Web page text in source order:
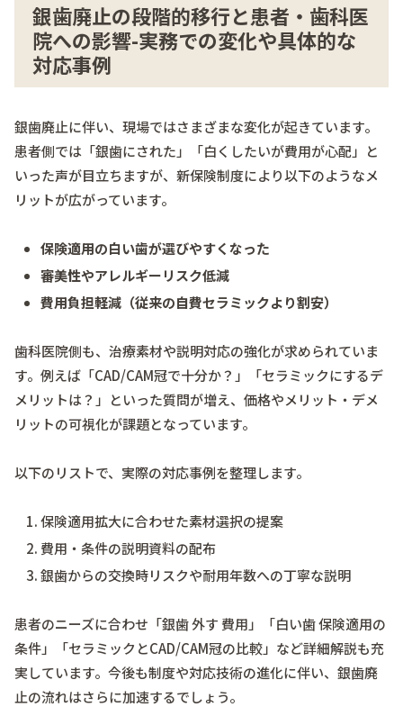
銀歯廃止の段階的移行と患者・歯科医
院への影響-実務での変化や具体的な
対応事例
銀歯廃止に伴い、現場ではさまざまな変化が起きています。
患者側では「銀歯にされた」「白くしたいが費用が心配」と
いった声が目立ちますが、新保険制度により以下のようなメ
リットが広がっています。
保険適用の白い歯が選びやすくなった
審美性やアレルギーリスク低減
費用負担軽減（従来の自費セラミックより割安）
歯科医院側も、治療素材や説明対応の強化が求められていま
す。例えば「CAD/CAM冠で十分か？」「セラミックにするデ
メリットは？」といった質問が増え、価格やメリット・デメ
リットの可視化が課題となっています。
以下のリストで、実際の対応事例を整理します。
保険適用拡大に合わせた素材選択の提案
費用・条件の説明資料の配布
銀歯からの交換時リスクや耐用年数への丁寧な説明
患者のニーズに合わせ「銀歯 外す 費用」「白い歯 保険適用の
条件」「セラミックとCAD/CAM冠の比較」など詳細解説も充
実しています。今後も制度や対応技術の進化に伴い、銀歯廃
止の流れはさらに加速するでしょう。